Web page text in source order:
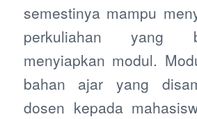
semestinya mampu
perkuliahan yang
menyiapkan modul.
bahan ajar yang
dosen kepada